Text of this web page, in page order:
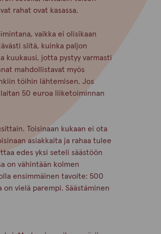
rahat ovat kasassa.
vaikka ei olisikaan
siitä, kuinka paljon
kuukausi, jotta pystyy varmasti
mahdollistavat myös
töihin lähtemisen. Jos
50 euroa liiketoiminnan
Toisinaan kukaan ei ota
asiakkaita ja rahaa tulee
edes yksi seteli säästöön
on vähintään kolmen
ensimmäinen tavoite: 500
vielä parempi. Säästäminen